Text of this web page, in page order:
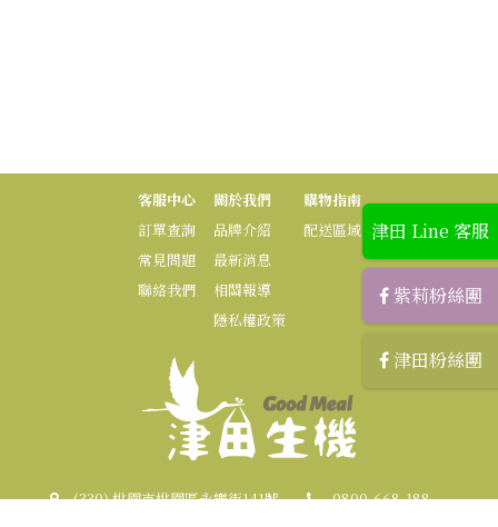
津田 Line 客服
紫莉粉絲團
津田粉絲團
客服中心
訂單查詢
常見問題
聯絡我們
關於我們
品牌介紹
最新消息
相關報導
隱私權政策
購物指南
配送區域
(330) 桃園市桃園區永樂街141號
0800-668-188